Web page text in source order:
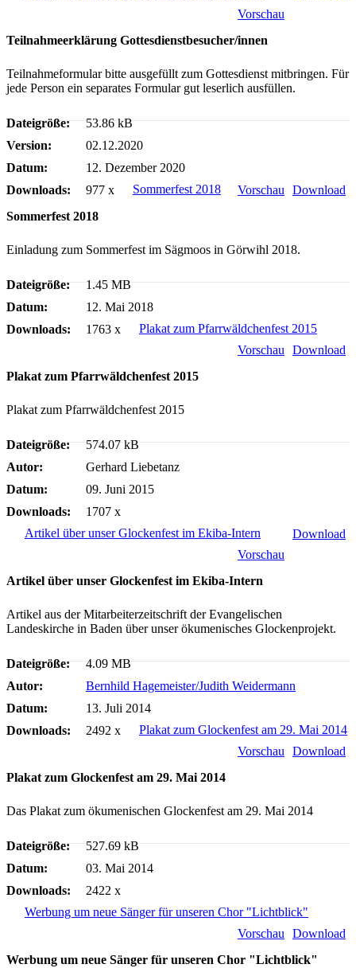
Vorschau
Teilnahmeerklärung Gottesdienstbesucher/innen
Teilnahmeformular bitte ausgefüllt zum Gottesdienst mitbringen. Für
jede Person ein separates Formular gut leserlich ausfüllen.
Dateigröße:
53.86 kB
Version:
02.12.2020
Datum:
12. Dezember 2020
Downloads:
977 x Sommerfest 2018 Download
Vorschau
Sommerfest 2018
Einladung zum Sommerfest im Sägmoos in Görwihl 2018.
Dateigröße:
1.45 MB
Datum:
12. Mai 2018
Downloads:
1763 x
Plakat zum Pfarrwäldchenfest 2015
Download
Vorschau
Plakat zum Pfarrwäldchenfest 2015
Plakat zum Pfarrwäldchenfest 2015
Dateigröße:
574.07 kB
Autor:
Gerhard Liebetanz
Datum:
09. Juni 2015
Downloads:
1707 x
Artikel über unser Glockenfest im Ekiba-Intern
Download
Vorschau
Artikel über unser Glockenfest im Ekiba-Intern
Artikel aus der Mitarbeiterzeitschrift der Evangelischen
Landeskirche in Baden über unser ökumenisches Glockenprojekt.
Dateigröße:
4.09 MB
Autor:
Bernhild Hagemeister/Judith Weidermann
Datum:
13. Juli 2014
Downloads:
2492 x
Plakat zum Glockenfest am 29. Mai 2014
Download
Vorschau
Plakat zum Glockenfest am 29. Mai 2014
Das Plakat zum ökumenischen Glockenfest am 29. Mai 2014
Dateigröße:
527.69 kB
Datum:
03. Mai 2014
Downloads:
2422 x
Werbung um neue Sänger für unseren Chor "Lichtblick"
Download
Vorschau
Werbung um neue Sänger für unseren Chor "Lichtblick"